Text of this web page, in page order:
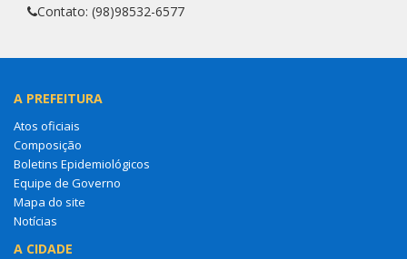
Contato: (98)98532-6577
A PREFEITURA
Atos oficiais
Composição
Boletins Epidemiológicos
Equipe de Governo
Mapa do site
Notícias
A CIDADE